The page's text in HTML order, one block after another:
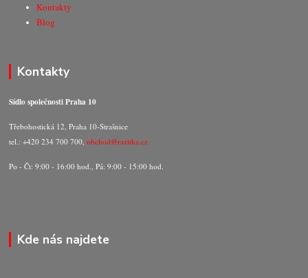
Kontakty
Blog
Kontakty
Sídlo společnosti Praha 10
Třebohostická 12, Praha 10-Strašnice
tel.: +420 234 700 700,obchod@razitka.cz
Po - Čt: 9:00 - 16:00 hod., Pá: 9:00 - 15:00 hod.
Kde nás najdete